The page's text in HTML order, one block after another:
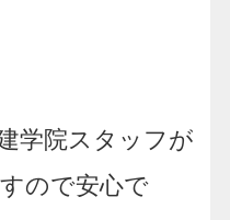
学院スタッフが
ので安心で